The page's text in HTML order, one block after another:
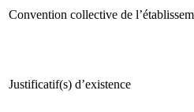
Convention collective de
Justificatif(s) d’existence